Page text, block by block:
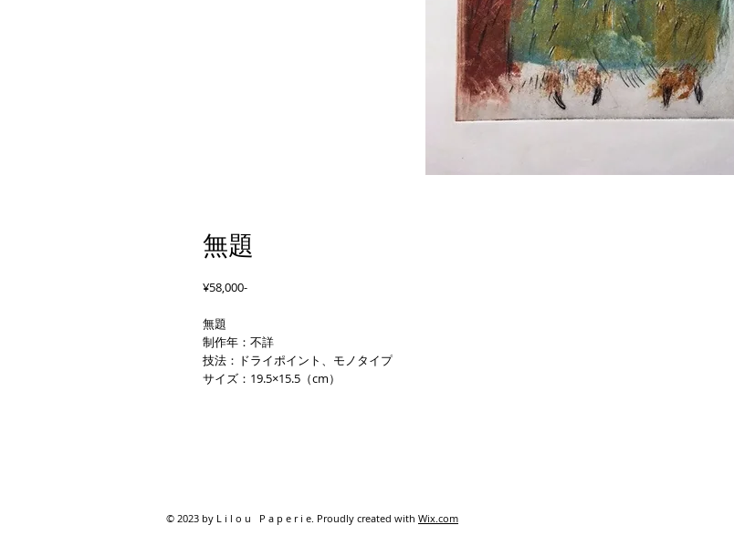
無題
¥58,000-
無題
制作年：不詳
技法：ドライポイント、モノタイプ
サイズ：19.5×15.5（cm）
© 2023 by L i l o u P a p e r i e. Proudly created with Wix.com